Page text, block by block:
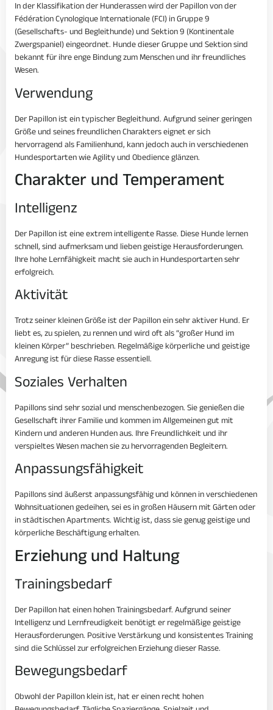
In der Klassifikation der Hunderassen wird der Papillon von der
Fédération Cynologique Internationale (FCI) in Gruppe 9
(Gesellschafts- und Begleithunde) und Sektion 9 (Kontinentale
Zwergspaniel) eingeordnet. Hunde dieser Gruppe und Sektion sind
bekannt für ihre enge Bindung zum Menschen und ihr freundliches
Wesen.
Verwendung
Der Papillon ist ein typischer Begleithund. Aufgrund seiner geringen
Größe und seines freundlichen Charakters eignet er sich
hervorragend als Familienhund, kann jedoch auch in verschiedenen
Hundesportarten wie Agility und Obedience glänzen.
Charakter und Temperament
Intelligenz
Der Papillon ist eine extrem intelligente Rasse. Diese Hunde lernen
schnell, sind aufmerksam und lieben geistige Herausforderungen.
Ihre hohe Lernfähigkeit macht sie auch in Hundesportarten sehr
erfolgreich.
Aktivität
Trotz seiner kleinen Größe ist der Papillon ein sehr aktiver Hund. Er
liebt es, zu spielen, zu rennen und wird oft als “großer Hund im
kleinen Körper” beschrieben. Regelmäßige körperliche und geistige
Anregung ist für diese Rasse essentiell.
Soziales Verhalten
Papillons sind sehr sozial und menschenbezogen. Sie genießen die
Gesellschaft ihrer Familie und kommen im Allgemeinen gut mit
Kindern und anderen Hunden aus. Ihre Freundlichkeit und ihr
verspieltes Wesen machen sie zu hervorragenden Begleitern.
Anpassungsfähigkeit
Papillons sind äußerst anpassungsfähig und können in verschiedenen
Wohnsituationen gedeihen, sei es in großen Häusern mit Gärten oder
in städtischen Apartments. Wichtig ist, dass sie genug geistige und
körperliche Beschäftigung erhalten.
Erziehung und Haltung
Trainingsbedarf
Der Papillon hat einen hohen Trainingsbedarf. Aufgrund seiner
Intelligenz und Lernfreudigkeit benötigt er regelmäßige geistige
Herausforderungen. Positive Verstärkung und konsistentes Training
sind die Schlüssel zur erfolgreichen Erziehung dieser Rasse.
Bewegungsbedarf
Obwohl der Papillon klein ist, hat er einen recht hohen